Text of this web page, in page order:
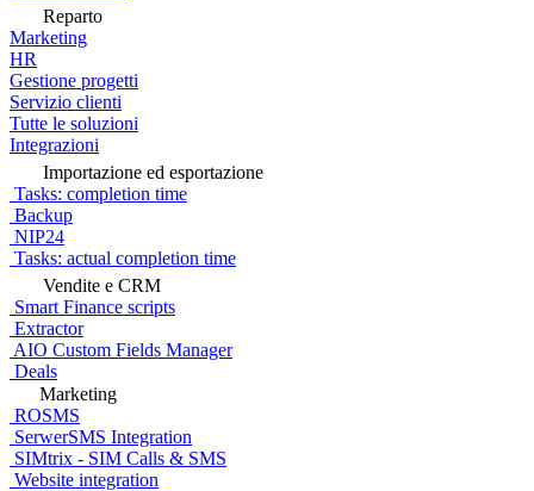
Reparto
Marketing
HR
Gestione progetti
Servizio clienti
Tutte le soluzioni
Integrazioni
Importazione ed esportazione
Tasks: completion time
Backup
NIP24
Tasks: actual completion time
Vendite e CRM
Smart Finance scripts
Extractor
AIO Custom Fields Manager
Deals
Marketing
ROSMS
SerwerSMS Integration
SIMtrix - SIM Calls & SMS
Website integration